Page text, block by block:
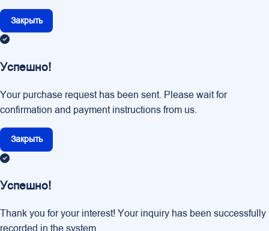
Закрыть
Успешно!
Your purchase request has been sent. Please wait for
confirmation and payment instructions from us.
Закрыть
Успешно!
Thank you for your interest! Your inquiry has been successfully